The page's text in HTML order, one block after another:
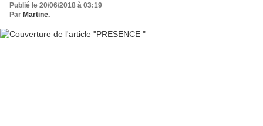
Publié le 20/06/2018 à 03:19
Par Martine.